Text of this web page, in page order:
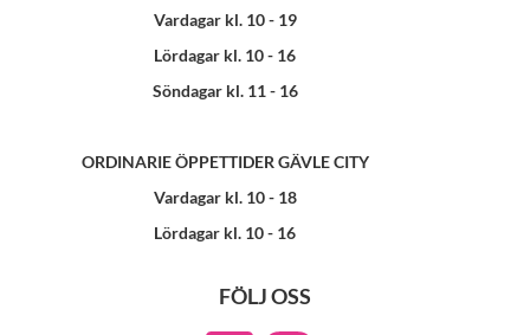
Vardagar kl. 10 - 19
Lördagar kl. 10 - 16
Söndagar kl. 11 - 16
ORDINARIE ÖPPETTIDER GÄVLE CITY
Vardagar kl. 10 - 18
Lördagar kl. 10 - 16
FÖLJ OSS